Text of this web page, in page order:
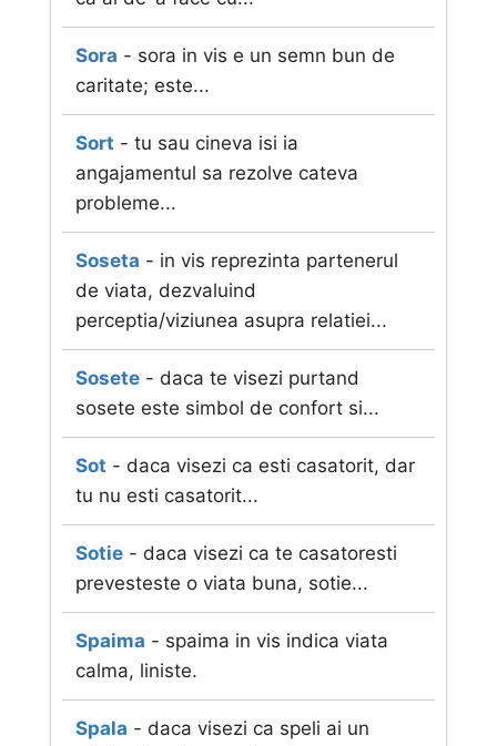
Sora - sora in vis e un semn bun de
caritate; este...
Sort - tu sau cineva isi ia
angajamentul sa rezolve cateva
probleme...
Soseta - in vis reprezinta partenerul
de viata, dezvaluind
perceptia/viziunea asupra relatiei...
Sosete - daca te visezi purtand
sosete este simbol de confort si...
Sot - daca visezi ca esti casatorit, dar
tu nu esti casatorit...
Sotie - daca visezi ca te casatoresti
prevesteste o viata buna, sotie...
Spaima - spaima in vis indica viata
calma, liniste.
Spala - daca visezi ca speli ai un